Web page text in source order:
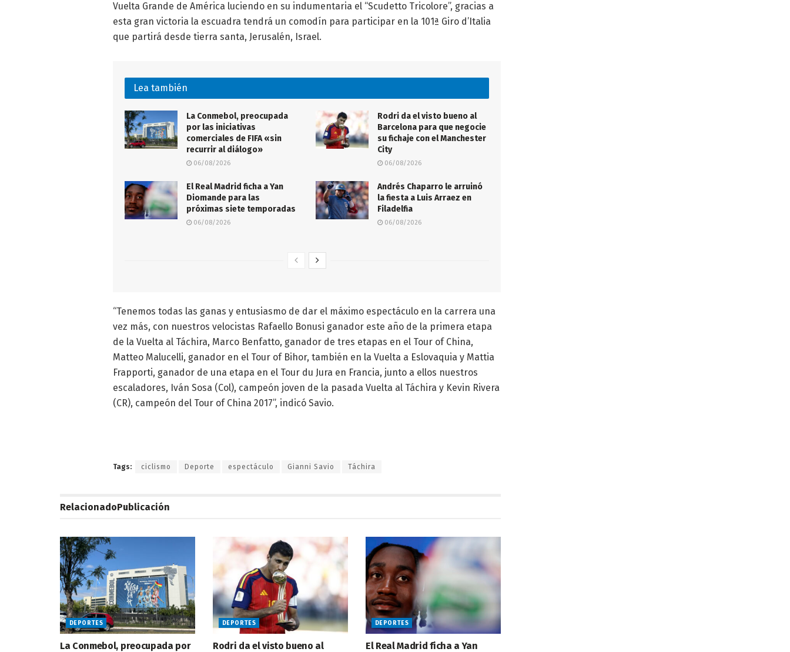
Vuelta Grande de América luciendo en su indumentaria el “Scudetto Tricolore”, gracias a
esta gran victoria la escuadra tendrá un comodín para participar en la 101ª Giro d’Italia
que partirá desde tierra santa, Jerusalén, Israel.
Lea también
La Conmebol, preocupada
por las iniciativas
comerciales de FIFA «sin
recurrir al diálogo»
06/08/2026
Rodri da el visto bueno al
Barcelona para que negocie
su fichaje con el Manchester
City
06/08/2026
El Real Madrid ficha a Yan
Diomande para las
próximas siete temporadas
06/08/2026
Andrés Chaparro le arruinó
la fiesta a Luis Arraez en
Filadelfia
06/08/2026
“Tenemos todas las ganas y entusiasmo de dar el máximo espectáculo en la carrera una
vez más, con nuestros velocistas Rafaello Bonusi ganador este año de la primera etapa
de la Vuelta al Táchira, Marco Benfatto, ganador de tres etapas en el Tour of China,
Matteo Malucelli, ganador en el Tour of Bihor, también en la Vuelta a Eslovaquia y Mattia
Frapporti, ganador de una etapa en el Tour du Jura en Francia, junto a ellos nuestros
escaladores, Iván Sosa (Col), campeón joven de la pasada Vuelta al Táchira y Kevin Rivera
(CR), campeón del Tour of China 2017”, indicó Savio.
Tags: ciclismo Deporte espectáculo Gianni Savio Táchira
RelacionadoPublicación
DEPORTES
La Conmebol, preocupada por
DEPORTES
Rodri da el visto bueno al
DEPORTES
El Real Madrid ficha a Yan